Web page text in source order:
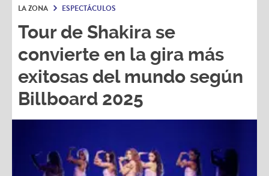
LA ZONA ESPECTÁCULOS
Tour de Shakira se
convierte en la gira más
exitosas del mundo según
Billboard 2025